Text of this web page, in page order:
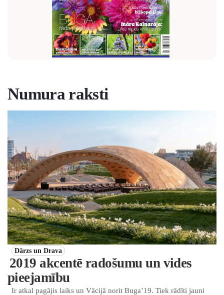
Numura raksti
Dārzs un Drava
2019 akcentē radošumu un vides
pieejamību
Ir atkal pagājis laiks un Vācijā norit Buga’19. Tiek rādīti jauni